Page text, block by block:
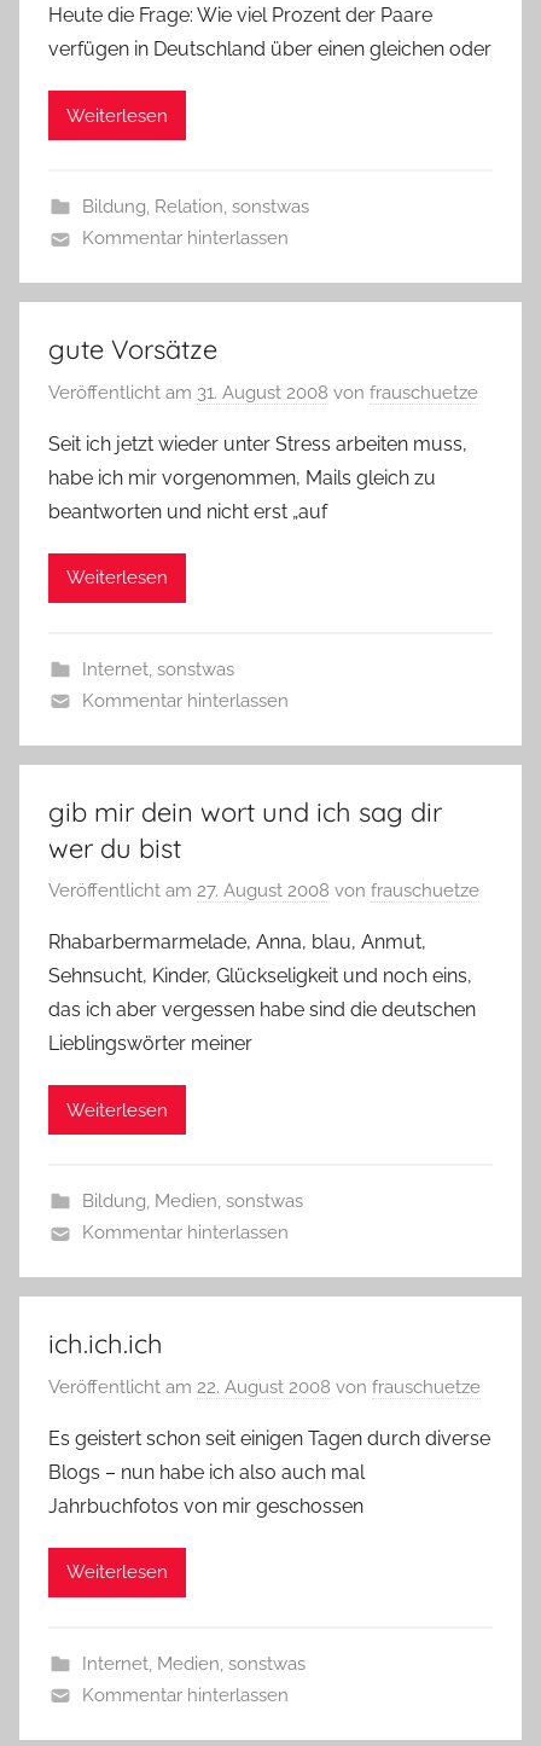
Heute die Frage: Wie viel Prozent der Paare
verfügen in Deutschland über einen gleichen oder
Weiterlesen
Bildung, Relation, sonstwas
Kommentar hinterlassen
gute Vorsätze
Veröffentlicht am 31. August 2008 von frauschuetze
Seit ich jetzt wieder unter Stress arbeiten muss,
habe ich mir vorgenommen, Mails gleich zu
beantworten und nicht erst „auf
Weiterlesen
Internet, sonstwas
Kommentar hinterlassen
gib mir dein wort und ich sag dir
wer du bist
Veröffentlicht am 27. August 2008 von frauschuetze
Rhabarbermarmelade, Anna, blau, Anmut,
Sehnsucht, Kinder, Glückseligkeit und noch eins,
das ich aber vergessen habe sind die deutschen
Lieblingswörter meiner
Weiterlesen
Bildung, Medien, sonstwas
Kommentar hinterlassen
ich.ich.ich
Veröffentlicht am 22. August 2008 von frauschuetze
Es geistert schon seit einigen Tagen durch diverse
Blogs – nun habe ich also auch mal
Jahrbuchfotos von mir geschossen
Weiterlesen
Internet, Medien, sonstwas
Kommentar hinterlassen